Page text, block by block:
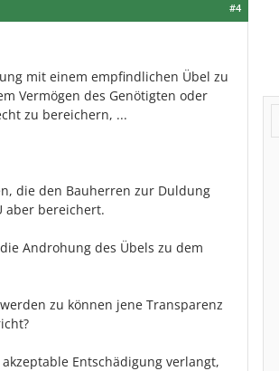
#4
mit einem empfindlichen Übel zu
Vermögen des Genötigten oder
zu bereichern, ...
die den Bauherren zur Duldung
aber bereichert.
Androhung des Übels zu dem
zu können jene Transparenz
Entschädigung verlangt,